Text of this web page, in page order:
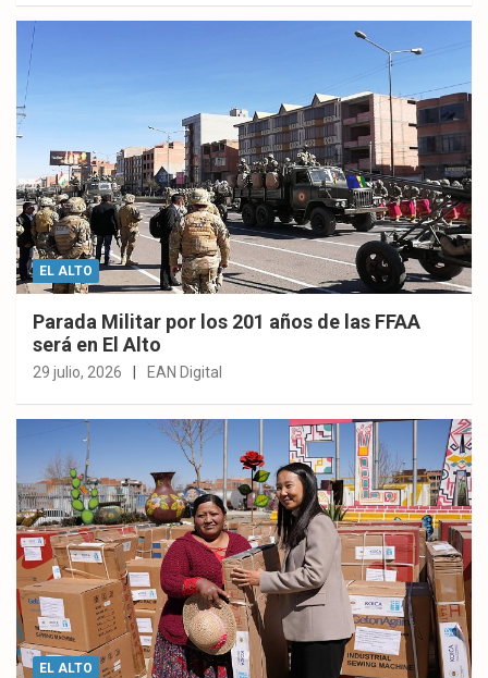
EL ALTO
Parada Militar por los 201 años de las FFAA
será en El Alto
29 julio, 2026 EAN Digital
EL ALTO